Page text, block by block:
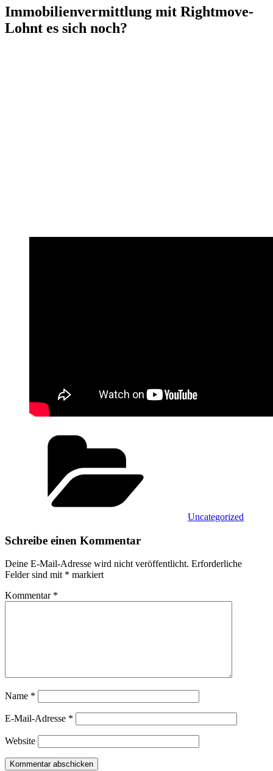
Immobilienvermittlung mit Rightmove-
Lohnt es sich noch?
Uncategorized
Schreibe einen Kommentar
Deine E-Mail-Adresse wird nicht veröffentlicht. Erforderliche
Felder sind mit * markiert
Kommentar *
Name *
E-Mail-Adresse *
Website